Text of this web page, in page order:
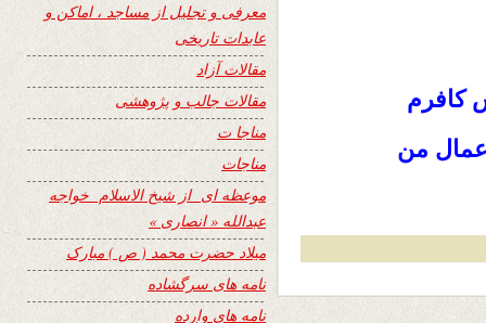
کافرم
من
معرفی و تجلیل از مساجد ، اماکن و
عابدات تاریخی
مقالات آزاد
مقالات جالب و پژوهشی
مناجا ت
مناجات
موعظه ای از شیخ الاسلام خواجه
عبدالله « انصاری »
میلاد حضرت محمد ( ص ) مبارک
نامه های سرگشاده
نامه های وارده